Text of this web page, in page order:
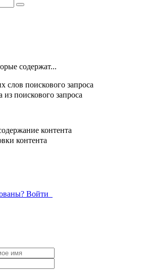
содержат...
слов поискового запроса
из поискового запроса
контента
контента
Войти